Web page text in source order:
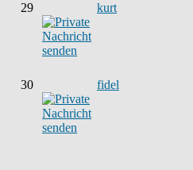
29 kurt
30 fidel